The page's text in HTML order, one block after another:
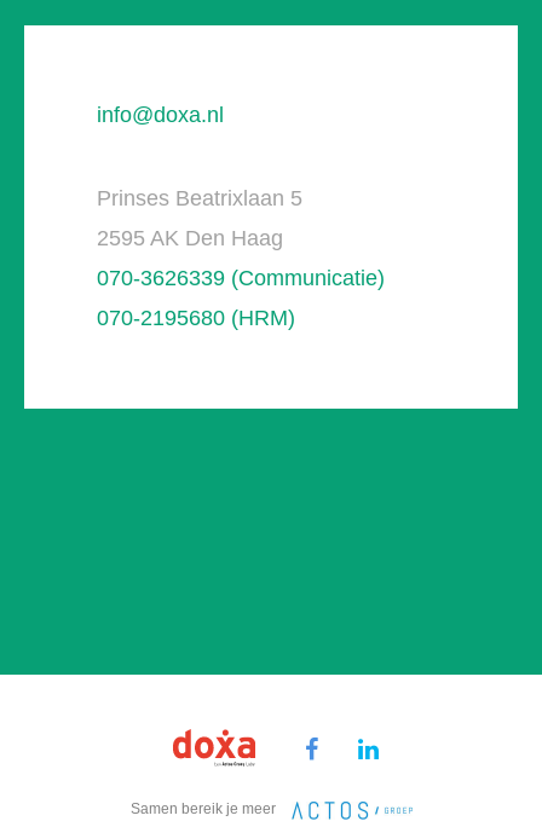
info@doxa.nl
Prinses Beatrixlaan 5
2595 AK Den Haag
070-3626339 (Communicatie)
070-2195680 (HRM)
Samen bereik je meer